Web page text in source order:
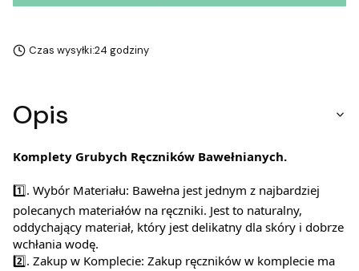
Czas wysyłki:24 godziny
Opis
Komplety Grubych Ręczników Bawełnianych.
1️⃣. Wybór Materiału: Bawełna jest jednym z najbardziej
polecanych materiałów na ręczniki. Jest to naturalny,
oddychający materiał, który jest delikatny dla skóry i dobrze
wchłania wodę.
2️⃣. Zakup w Komplecie: Zakup ręczników w komplecie ma